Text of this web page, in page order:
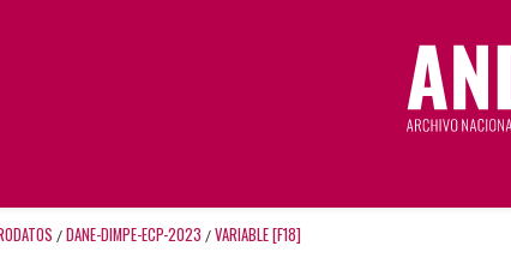
/ DANE-DIMPE-ECP-2023 / VARIABLE [F18]